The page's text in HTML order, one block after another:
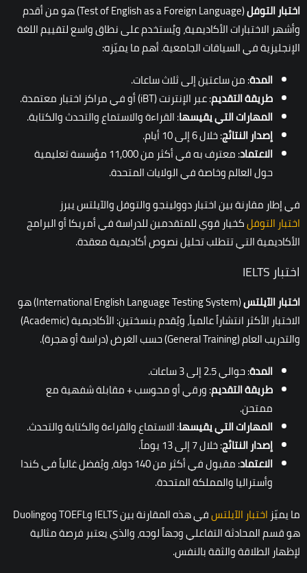
اختبار التوفل
(Test of English as a Foreign Language) هو من أقدم
وأشهر الاختبارات الأكاديمية، ويُستخدم على نطاق واسع لتقييم اللغة
الإنجليزية في السياقات الجامعية. أهم ما يميّزه:
المدة: من ساعتين إلى ثلاث ساعات.
طريقة التقديم: عبر الإنترنت (iBT) أو في مراكز اختبار معتمدة.
المهارات التي يقيسها: القراءة والاستماع والتحدث والكتابة.
إصدار النتائج: خلال 6 إلى 10 أيام.
الاعتماد
: معترف به في أكثر من 11,000 مؤسسة تعليمية
حول العالم وخاصة في الولايات المتحدة.
في إطار مقارنة بين اختبار دوولينجو والتوفل والآيلتس يبرز
اختبار التوفلكخيار قوي للمتقدمين للدراسة في أمريكا أو البرامج
الأكاديمية التي تتطلب تحليل نصوص أكاديمية معقدة.
اختبار IELTS
اختبار الآيلتس
(International English Language Testing System) هو
الاختبار الأكثر انتشاراً عالمياً، ويُقدم بنسختين: الأكاديمية (Academic)
والتدريب العام (General Training) حسب الغرض (دراسة أو هجرة).
المدة: حوالي 2.5 إلى 3 ساعات.
طريقة التقديم: ورقي أو محوسب + مقابلة شفهية مع
ممتحن.
المهارات التي يقيسها: الاستماع والقراءة والكتابة والتحدث.
إصدار النتائج: خلال 7 إلى 13 يوماً.
الاعتماد
: مقبول في أكثر من 140 دولة، ويُفضل غالباً في كندا
وأستراليا والمملكة المتحدة.
ما يميّز اختبار الآيلتس
في هذه المقارنة بين IELTS وTOEFL وDuolingo
هو قسم المحادثة التفاعلي وجهاً لوجه، والذي يعتبر فرصة مثالية
لإظهار الطلاقة والثقة بالنفس.